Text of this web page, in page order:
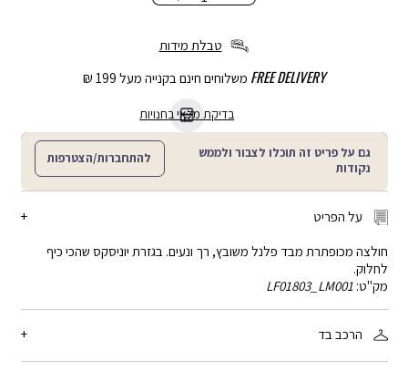
טבלת מידות
FREE DELIVERY משלוחים חינם בקנייה מעל 199 ₪
בדיקת מלאי בחנויות
גם על פריט זה תוכלו לצבור ולממש
נקודות
להתחברות/הצטרפות
על הפריט
הרכב בד
חולצה מכופתרת מבד פלנל משובץ, רך ונעים. בגזרת יוניסקס שהכי כיף
לחלוק.
מק"ט: LF01803_LM001